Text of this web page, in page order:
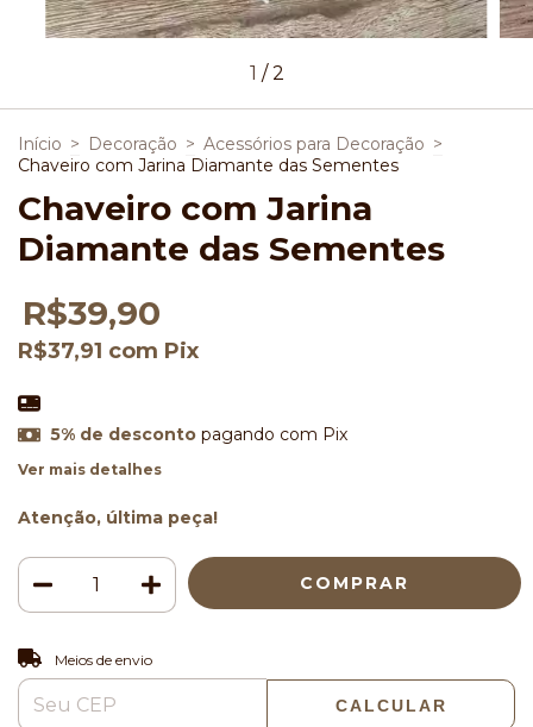
1 /2
Início > Decoração > Acessórios para Decoração >
Chaveiro com Jarina Diamante das Sementes
Chaveiro com Jarina
Diamante das Sementes
R$39,90
R$37,91 com Pix
5% de descontopagando com Pix
Ver mais detalhes
Atenção, última peça!
Entregas para o CEP:
Meios de envio
CALCULAR